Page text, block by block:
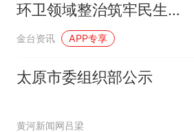
环卫领域整治筑牢民生资
金“防火墙”
金台资讯 APP专享
太原市委组织部公示
黄河新闻网吕梁